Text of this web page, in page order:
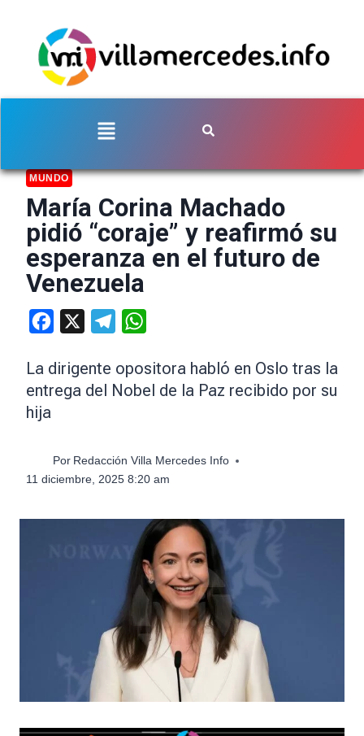
MUNDO
María Corina Machado
pidió “coraje” y reafirmó su
esperanza en el futuro de
Venezuela
Facebook Telegram
La dirigente opositora habló en Oslo tras la
entrega del Nobel de la Paz recibido por su
hija
Por Redacción Villa Mercedes Info
11 diciembre, 2025 8:20 am